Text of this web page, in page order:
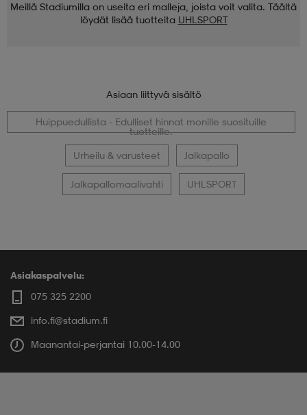
Meillä Stadiumilla on useita eri malleja, joista voit valita. Täältä
löydät lisää tuotteita UHLSPORT
Asiaan liittyvä sisältö
Huippuedullista - Edulliset hinnat monille suosituille
tuotteille.
Urheilu & varusteet Jalkapallo
Jalkapallomaalivahti UHLSPORT
Asiakaspalvelu:
075 325 2200
info.fi@stadium.fi
Maanantai-perjantai 10.00-14.00